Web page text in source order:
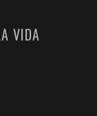
VIDA